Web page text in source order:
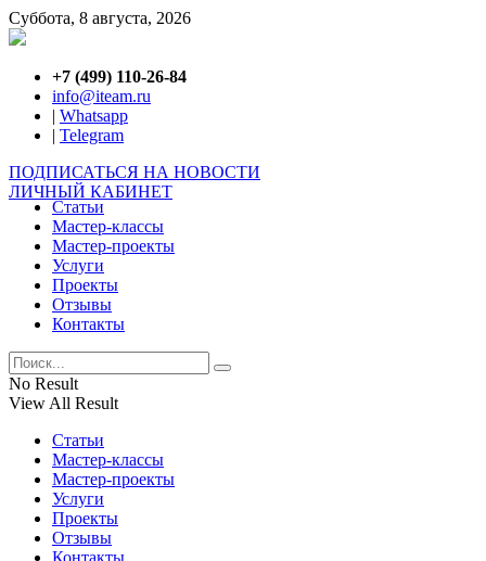
Суббота, 8 августа, 2026
+7 (499) 110-26-84
info@iteam.ru
| Whatsapp
| Telegram
ПОДПИСАТЬСЯ НА НОВОСТИ
ЛИЧНЫЙ КАБИНЕТ
Статьи
Мастер-классы
Мастер-проекты
Услуги
Проекты
Отзывы
Контакты
No Result
View All Result
Статьи
Мастер-классы
Мастер-проекты
Услуги
Проекты
Отзывы
Контакты